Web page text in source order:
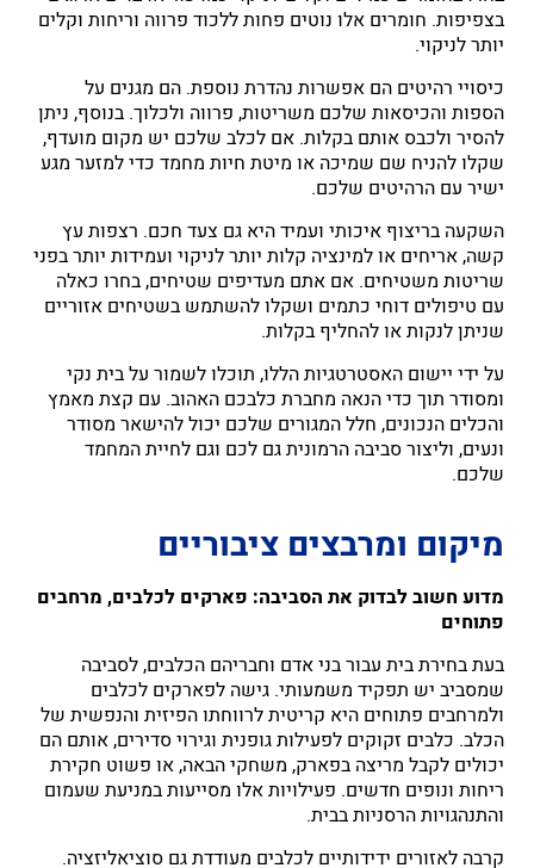
בצפיפות. חומרים אלו נוטים פחות ללכוד פרווה וריחות וקלים
יותר לניקוי.
כיסויי רהיטים הם אפשרות נהדרת נוספת. הם מגנים על
הספות והכיסאות שלכם משריטות, פרווה ולכלוך. בנוסף, ניתן
להסיר ולכבס אותם בקלות. אם לכלב שלכם יש מקום מועדף,
שקלו להניח שם שמיכה או מיטת חיות מחמד כדי למזער מגע
ישיר עם הרהיטים שלכם.
השקעה בריצוף איכותי ועמיד היא גם צעד חכם. רצפות עץ
קשה, אריחים או למינציה קלות יותר לניקוי ועמידות יותר בפני
שריטות משטיחים. אם אתם מעדיפים שטיחים, בחרו כאלה
עם טיפולים דוחי כתמים ושקלו להשתמש בשטיחים אזוריים
שניתן לנקות או להחליף בקלות.
על ידי יישום האסטרטגיות הללו, תוכלו לשמור על בית נקי
ומסודר תוך כדי הנאה מחברת כלבכם האהוב. עם קצת מאמץ
והכלים הנכונים, חלל המגורים שלכם יכול להישאר מסודר
ונעים, וליצור סביבה הרמונית גם לכם וגם לחיית המחמד
שלכם.
מיקום ומרבצים ציבוריים
מדוע חשוב לבדוק את הסביבה: פארקים לכלבים, מרחבים
פתוחים
בעת בחירת בית עבור בני אדם וחבריהם הכלבים, לסביבה
שמסביב יש תפקיד משמעותי. גישה לפארקים לכלבים
ולמרחבים פתוחים היא קריטית לרווחתו הפיזית והנפשית של
הכלב. כלבים זקוקים לפעילות גופנית וגירוי סדירים, אותם הם
יכולים לקבל מריצה בפארק, משחקי הבאה, או פשוט חקירת
ריחות ונופים חדשים. פעילויות אלו מסייעות במניעת שעמום
והתנהגויות הרסניות בבית.
קרבה לאזורים ידידותיים לכלבים מעודדת גם סוציאליזציה.